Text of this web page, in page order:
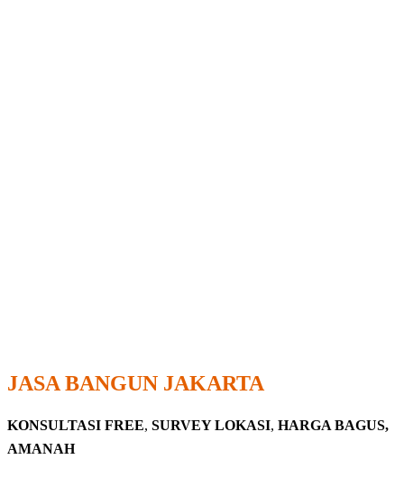
JASA BANGUN JAKARTA
KONSULTASI FREE, SURVEY LOKASI, HARGA BAGUS,
AMANAH